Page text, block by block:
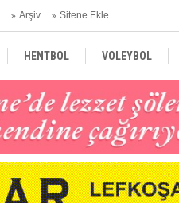
Arşiv Sitene Ekle
HENTBOL VOLEYBOL
DÜNYA